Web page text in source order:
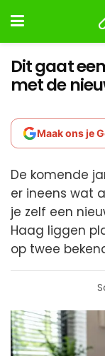
Dit gaat
met de
Maak ons je
De komende
er ineens wat
je zelf een
Haag liggen
op twee